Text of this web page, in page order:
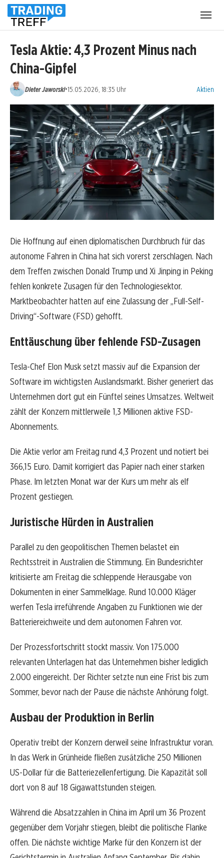
Tesla Aktie: 4,3 Prozent Minus nach
China-Gipfel
Dieter Jaworski•15.05.2026, 18:35 Uhr Aktien
Die Hoffnung auf einen diplomatischen Durchbruch für das
autonome Fahren in China hat sich vorerst zerschlagen. Nach
dem Treffen zwischen Donald Trump und Xi Jinping in Peking
fehlen konkrete Zusagen für den Technologiesektor.
Marktbeobachter hatten auf eine Zulassung der „Full-Self-
Driving“-Software (FSD) gehofft.
Enttäuschung über fehlende FSD-Zusagen
Tesla-Chef Elon Musk setzt massiv auf die Expansion der
Software im wichtigsten Auslandsmarkt. Bisher generiert das
Unternehmen dort gut ein Fünftel seines Umsatzes. Weltweit
zählt der Konzern mittlerweile 1,3 Millionen aktive FSD-
Abonnements.
Die Aktie verlor am Freitag rund 4,3 Prozent und notiert bei
366,15 Euro. Damit korrigiert das Papier nach einer starken
Phase. Im letzten Monat war der Kurs um mehr als elf
Prozent gestiegen.
Juristische Hürden in Australien
Parallel zu den geopolitischen Themen belastet ein
Rechtsstreit in Australien die Stimmung. Ein Bundesrichter
kritisierte am Freitag die schleppende Herausgabe von
Dokumenten in einer Sammelklage. Rund 10.000 Kläger
werfen Tesla irreführende Angaben zu Funktionen wie der
Batteriereichweite und dem autonomen Fahren vor.
Der Prozessfortschritt stockt massiv. Von 175.000
relevanten Unterlagen hat das Unternehmen bisher lediglich
2.000 eingereicht. Der Richter setzte nun eine Frist bis zum
Sommer, bevor nach der Pause die nächste Anhörung folgt.
Ausbau der Produktion in Berlin
Operativ treibt der Konzern derweil seine Infrastruktur voran.
In das Werk in Grünheide fließen zusätzliche 250 Millionen
US-Dollar für die Batteriezellenfertigung. Die Kapazität soll
dort von 8 auf 18 Gigawattstunden steigen.
Während die Absatzzahlen in China im April um 36 Prozent
gegenüber dem Vorjahr stiegen, bleibt die politische Flanke
offen. Die nächste wichtige Marke für den Konzern ist der